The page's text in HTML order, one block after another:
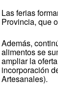
Las ferias
Provincia, que
Además,
alimentos se
ampliar la
incorporación
Artesanales).